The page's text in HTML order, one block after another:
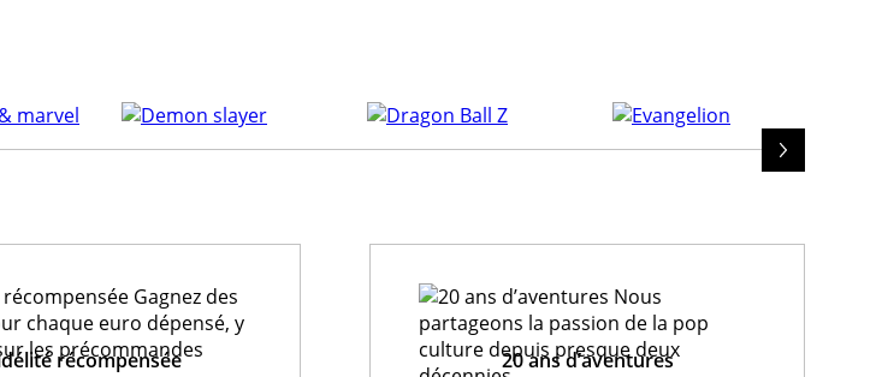
récompensée 20 ans d’aventures